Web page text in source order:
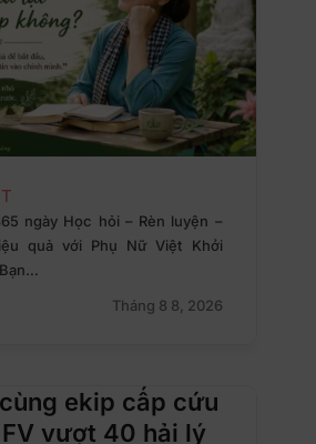
ngày Học hỏi – Rèn luyện –
quả với Phụ Nữ Việt Khởi
Tháng 8 8, 2026
ekip cấp cứu
vượt 40 hải lý